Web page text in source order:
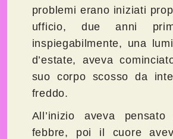
problemi erano iniziati
ufficio, due anni
inspiegabilmente, una
d’estate, aveva
suo corpo scosso da
freddo.
All’inizio aveva
febbre, poi il cuore